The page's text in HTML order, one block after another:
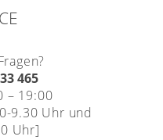
465
– 19:00
9.30 Uhr und
Uhr]